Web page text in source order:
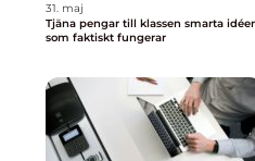
31. maj
Tjäna pengar till klassen smarta idéer
som faktiskt fungerar